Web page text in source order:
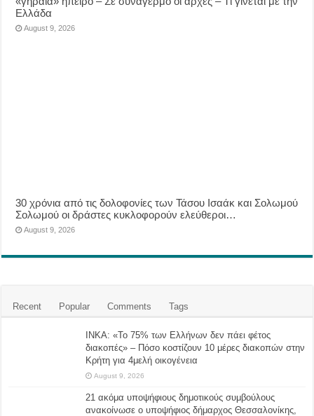
Ελλάδα
August 9, 2026
30 χρόνια από τις δολοφονίες των Τάσου Ισαάκ και Σολωμού
Σολωμού οι δράστες κυκλοφορούν ελεύθεροι…
August 9, 2026
Recent Popular Comments Tags
ΙΝΚΑ: «Το 75% των Ελλήνων δεν πάει φέτος
διακοπές» – Πόσο κοστίζουν 10 μέρες διακοπών στην
Κρήτη για 4μελή οικογένεια
August 9, 2026
21 ακόμα υποψήφιους δημοτικούς συμβούλους
ανακοίνωσε ο υποψήφιος δήμαρχος Θεσσαλονίκης,